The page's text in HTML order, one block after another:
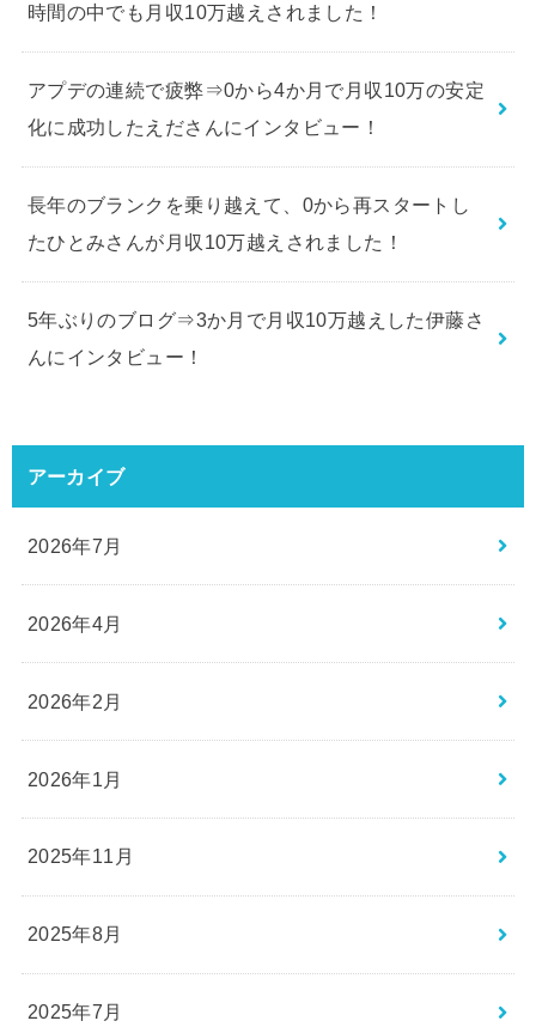
時間の中でも月収10万越えされました！
アプデの連続で疲弊⇒0から4か月で月収10万の安定
化に成功したえださんにインタビュー！
長年のブランクを乗り越えて、0から再スタートし
たひとみさんが月収10万越えされました！
5年ぶりのブログ⇒3か月で月収10万越えした伊藤さ
んにインタビュー！
アーカイブ
2026年7月
2026年4月
2026年2月
2026年1月
2025年11月
2025年8月
2025年7月